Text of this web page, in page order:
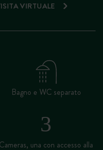
VIRTUALE
Bagno e WC separato
Cameras, una con accesso alla